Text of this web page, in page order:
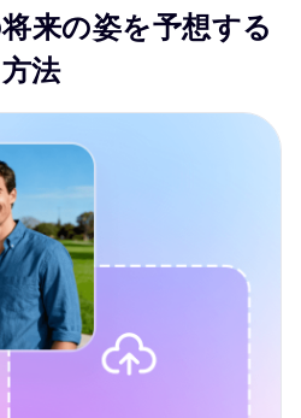
来の姿を予想する
方法